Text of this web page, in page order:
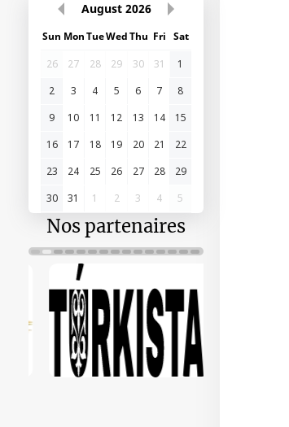
August 2026
Sun MonTueWedThu Fri Sat
26
27 28 29 30 31
1
2
3 4 5 6 7
8
9
10 11 12 13 14
15
16
17 18 19 20 21
22
23
24 25 26 27 28
29
30
31 1 2 3 4 5
Nos partenaires